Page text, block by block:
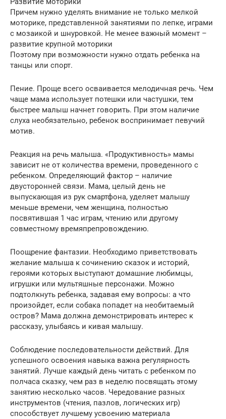
Причем нужно уделять внимание не только мелкой
моторике, представленной занятиями по лепке, играми
с мозаикой и шнуровкой. Не менее важный момент –
развитие крупной моторики
Поэтому при возможности нужно отдать ребенка на
танцы или спорт.
Пение. Проще всего осваивается мелодичная речь. Чем
чаще мама использует потешки или частушки, тем
быстрее малыш начнет говорить. При этом наличие
слуха необязательно, ребенок воспринимает певучий
мотив.
Реакция на речь малыша. «Продуктивность» мамы
зависит не от количества времени, проведенного с
ребенком. Определяющий фактор – наличие
двусторонней связи. Мама, целый день не
выпускающая из рук смартфона, уделяет малышу
меньше времени, чем женщина, полностью
посвятившая 1 час играм, чтению или другому
совместному времяпрепровождению.
Поощрение фантазии. Необходимо приветствовать
желание малыша к сочинению сказок и историй,
героями которых выступают домашние любимцы,
игрушки или мультяшные персонажи. Можно
подтолкнуть ребенка, задавая ему вопросы: а что
произойдет, если собака попадет на необитаемый
остров? Мама должна демонстрировать интерес к
рассказу, улыбаясь и кивая малышу.
Соблюдение последовательности действий. Для
успешного освоения навыка важна регулярность
занятий. Лучше каждый день читать с ребенком по
полчаса сказку, чем раз в неделю посвящать этому
занятию несколько часов. Чередование разных
инструментов (чтения, пазлов, логических игр)
способствует лучшему усвоению материала